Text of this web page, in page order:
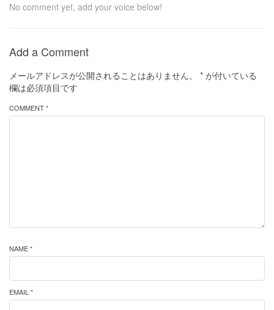
No comment yet, add your voice below!
Add a Comment
メールアドレスが公開されることはありません。 * が付いている
欄は必須項目です
COMMENT *
NAME *
EMAIL *